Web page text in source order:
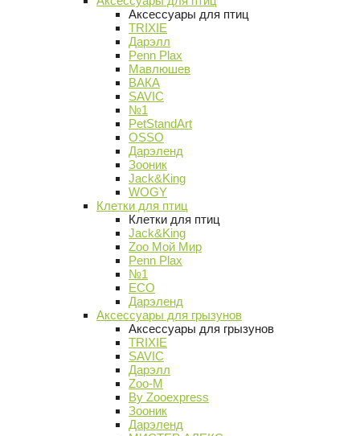
Аксессуары для птиц
TRIXIE
Дарэлл
Penn Plax
Мавлюшев
ВАКА
SAVIC
№1
PetStandArt
OSSO
Дарэленд
Зооник
Jack&King
WOGY
Клетки для птиц
Клетки для птиц
Jack&King
Zoo Мой Мир
Penn Plax
№1
ECO
Дарэленд
Аксессуары для грызунов
Аксессуары для грызунов
TRIXIE
SAVIC
Дарэлл
Zoo-M
By Zooexpress
Зооник
Дарэленд